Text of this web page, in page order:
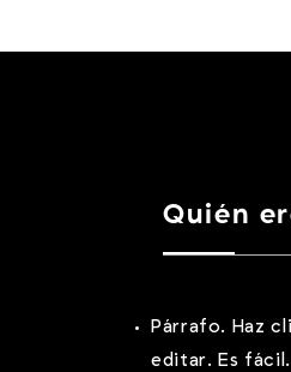
Quién
Párrafo. Haz
editar. Es